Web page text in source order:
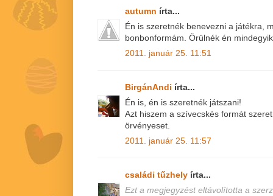
autumn írta...
Én is szeretnék benevezni a játékra,
bonbonformám. Örülnék én
2011. január 25. 11:51
BirgánAndi írta...
Én is, én is szeretnék játszani!
Azt hiszem a szívecskés formát
örvényeset.
2011. január 25. 11:57
családi tűzhely írta...
Ezt a megjegyzést eltávolította a